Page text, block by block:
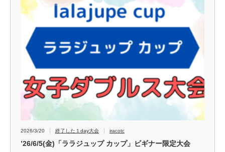
2026/3/20 終了した１day大会 iracotc
’26/6/5(金)「ララジュップ カップ」ビギナー限定大会